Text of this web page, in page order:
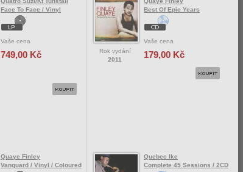
Face To Face / Vinyl
Vaše cena
749,00 Kč
Rok vydání
2011
Best Of Epic Years
Vaše cena
179,00 Kč
Quaye Finley
Vanguard / Vinyl / Coloured
Quebec Ike
Complete 45 Sessions / 2CD